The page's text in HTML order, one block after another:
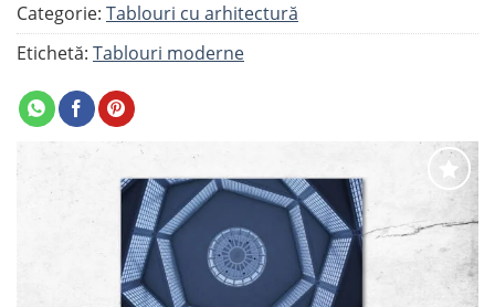
Adaugă
favorite
Categorie: Tablouri cu arhitectură
Etichetă: Tablouri moderne